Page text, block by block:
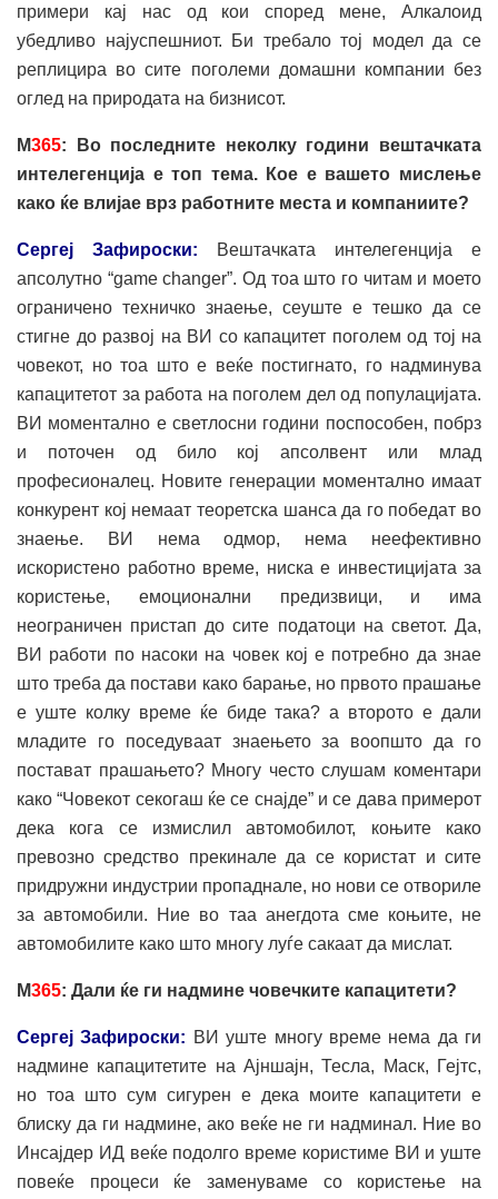
примери кај нас од кои според мене, Алкалоид
убедливо најуспешниот. Би требало тој модел да се
реплицира во сите поголеми домашни компании без
оглед на природата на бизнисот.
М365: Во последните неколку години вештачката
интелегенција е топ тема. Кое е вашето мислење
како ќе влијае врз работните места и компаниите?
Сергеј Зафироски:
Вештачката интелегенција е
апсолутно “game changer”. Од тоа што го читам и моето
ограничено техничко знаење, сеуште е тешко да се
стигне до развој на ВИ со капацитет поголем од тој на
човекот, но тоа што е веќе постигнато, го надминува
капацитетот за работа на поголем дел од популацијата.
ВИ моментално е светлосни години поспособен, побрз
и поточен од било кој апсолвент или млад
професионалец. Новите генерации моментално имаат
конкурент кој немаат теоретска шанса да го победат во
знаење. ВИ нема одмор, нема неефективно
искористено работно време, ниска е инвестицијата за
користење, емоционални предизвици, и има
неограничен пристап до сите податоци на светот. Да,
ВИ работи по насоки на човек кој е потребно да знае
што треба да постави како барање, но првото прашање
е уште колку време ќе биде така? а второто е дали
младите го поседуваат знаењето за воопшто да го
постават прашањето? Многу често слушам коментари
како “Човекот секогаш ќе се снајде” и се дава примерот
дека кога се измислил автомобилот, коњите како
превозно средство прекинале да се користат и сите
придружни индустрии пропаднале, но нови се отвориле
за автомобили. Ние во таа анегдота сме коњите, не
автомобилите како што многу луѓе сакаат да мислат.
М365: Дали ќе ги надмине човечките капацитети?
Сергеј Зафироски: ВИ уште многу време нема да ги
надмине капацитетите на Ајншајн, Тесла, Маск, Гејтс,
но тоа што сум сигурен е дека моите капацитети е
блиску да ги надмине, ако веќе не ги надминал. Ние во
Инсајдер ИД веќе подолго време користиме ВИ и уште
повеќе процеси ќе заменуваме со користење на